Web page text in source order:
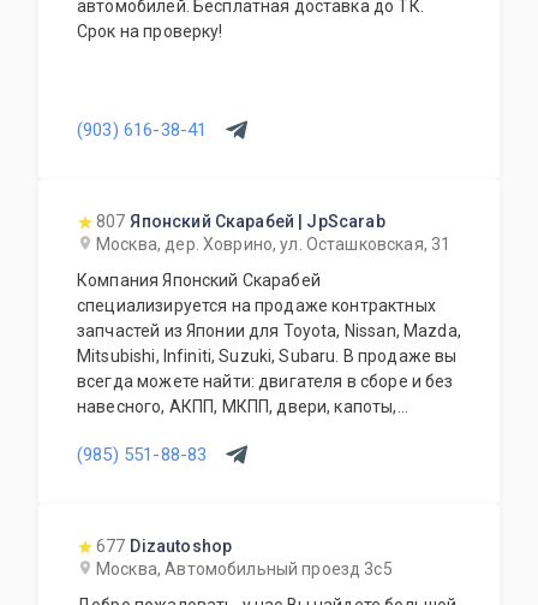
автомобилей. Бесплатная доставка до ТК.
Срок на проверку!
(903) 616-38-41
807 Японский Скарабей | JpScarab
Москва, дер. Ховрино, ул. Осташковская, 31
Компания Японский Скарабей
специализируется на продаже контрактных
запчастей из Японии для Toyota, Nissan, Mazda,
Mitsubishi, Infiniti, Suzuki, Subaru. В продаже вы
всегда можете найти: двигателя в сборе и без
навесного, АКПП, МКПП, двери, капоты,
двери, фары, фонари, телевизоры, радиаторы,
осуществляем доставку по Москве и
Московской области, транспортной компанией
(985) 551-88-83
677 Dizautoshop
Москва, Автомобильный проезд 3с5